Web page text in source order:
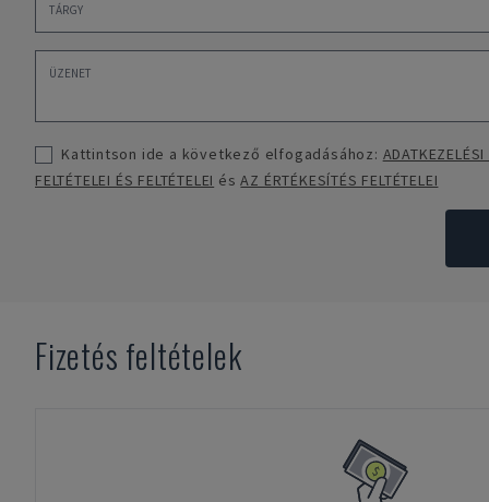
Kattintson ide a következő elfogadásához:
FELTÉTELEI ÉS FELTÉTELEI ésAZ ÉRTÉKESÍTÉS FELTÉTELEI
Fizetés feltételek